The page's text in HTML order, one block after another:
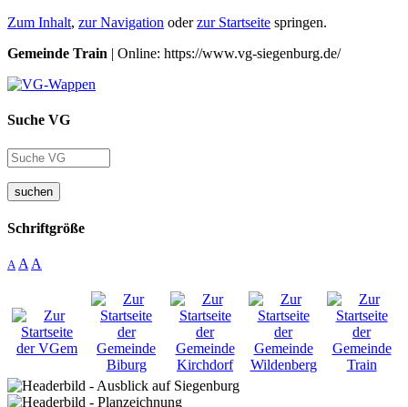
Zum Inhalt, zur Navigation oderzur Startseite springen.
Gemeinde Train | Online: https://www.vg-siegenburg.de/
Suche VG
suchen
Schriftgröße
A A A